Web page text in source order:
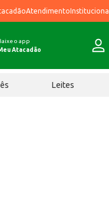
AtendimentoInstitucional
o app
Atacadão
Leites